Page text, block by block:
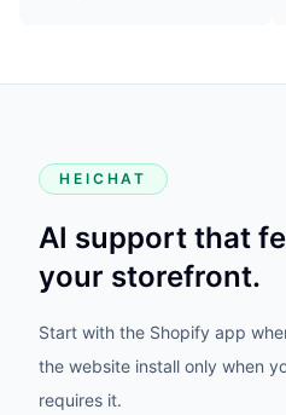
HEICHAT
AI support that
your storefront.
Start with the Shopify app
the website install only when
requires it.